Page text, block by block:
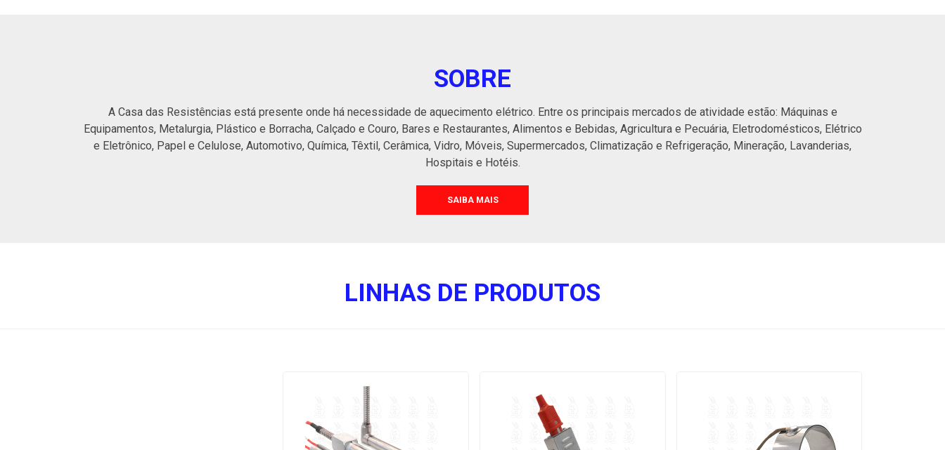
SOBRE
A Casa das Resistências está presente onde há necessidade de aquecimento elétrico. Entre os principais mercados de atividade estão: Máquinas e
Equipamentos, Metalurgia, Plástico e Borracha, Calçado e Couro, Bares e Restaurantes, Alimentos e Bebidas, Agricultura e Pecuária, Eletrodomésticos, Elétrico
e Eletrônico, Papel e Celulose, Automotivo, Química, Têxtil, Cerâmica, Vidro, Móveis, Supermercados, Climatização e Refrigeração, Mineração, Lavanderias,
Hospitais e Hotéis.
SAIBA MAIS
LINHAS DE PRODUTOS